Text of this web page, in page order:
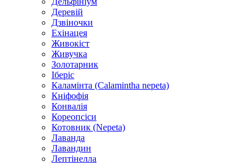
Деревій
Дзвіночки
Ехінацея
Живокіст
Живучка
Золотарник
Іберіс
Каламінта (Calamintha nepeta)
Кніфофія
Конвалія
Кореопсіси
Котовник (Nepeta)
Лаванда
Лавандин
Лептінелла